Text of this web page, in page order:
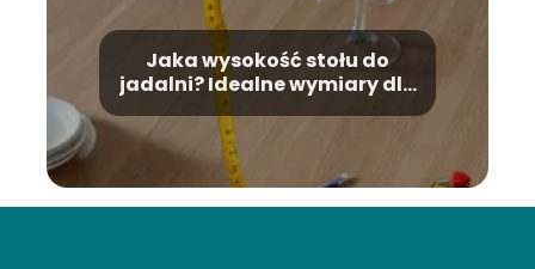
Jaka wysokość stołu do
jadalni? Idealne wymiary dla